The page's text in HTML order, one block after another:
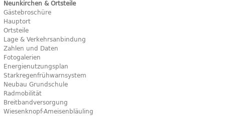
Neunkirchen & Ortsteile
Gästebroschüre
Hauptort
Ortsteile
Lage & Verkehrsanbindung
Zahlen und Daten
Fotogalerien
Energienutzungsplan
Starkregenfrühwarnsystem
Neubau Grundschule
Radmobilität
Breitbandversorgung
Wiesenknopf-Ameisenbläuling